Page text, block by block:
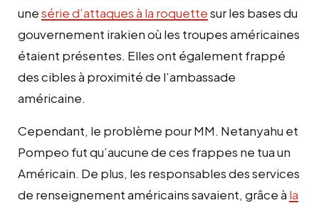
unesérie d’attaques à la roquettesur les bases du
gouvernement irakien où les troupes américaines
étaient présentes. Elles ont également frappé
des cibles à proximité de l’ambassade
américaine.
Cependant, le problème pour MM. Netanyahu et
Pompeo fut qu’aucune de ces frappes ne tua un
Américain. De plus, les responsables des services
de renseignement américains savaient, grâce à la